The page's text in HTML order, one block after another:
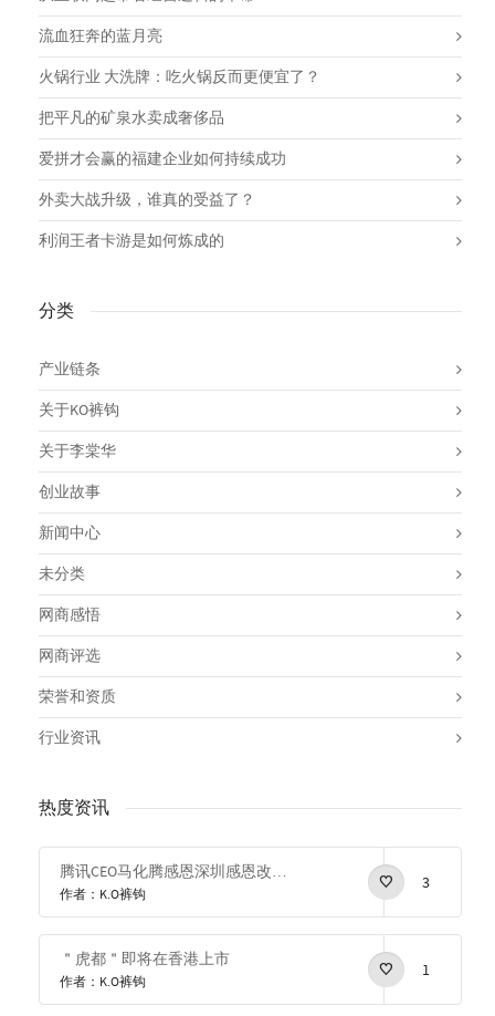
流血狂奔的蓝月亮
火锅行业 大洗牌：吃火锅反而更便宜了？
把平凡的矿泉水卖成奢侈品
爱拼才会赢的福建企业如何持续成功
外卖大战升级，谁真的受益了？
利润王者卡游是如何炼成的
分类
产业链条
关于KO裤钩
关于李棠华
创业故事
新闻中心
未分类
网商感悟
网商评选
荣誉和资质
行业资讯
热度资讯
腾讯CEO马化腾感恩深圳感恩改革开放
作者：K.O裤钩
3
＂虎都＂即将在香港上市
作者：K.O裤钩
1